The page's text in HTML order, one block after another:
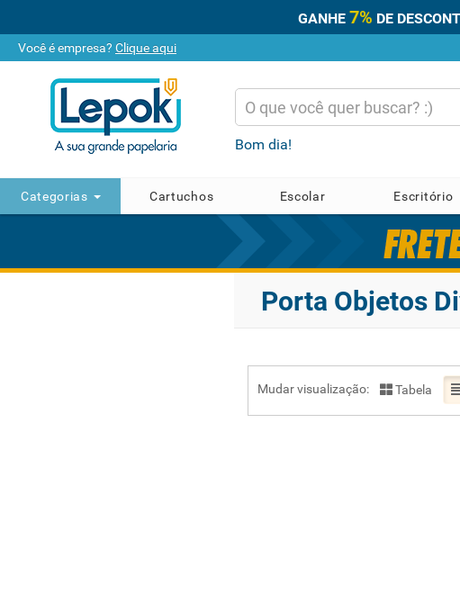
GANHE 7% DE
Você é empresa? Clique aqui
Bom dia!
Categorias Cartuchos Escolar Escritório
Porta Objetos
Mudar visualização: Tabela